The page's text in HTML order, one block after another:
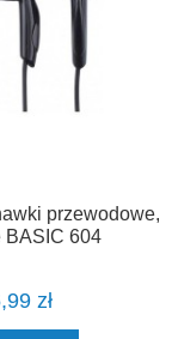
przewodowe,
BASIC 604
zł